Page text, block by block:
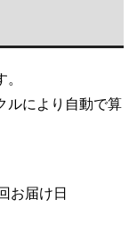
ルにより自動で算
届け日